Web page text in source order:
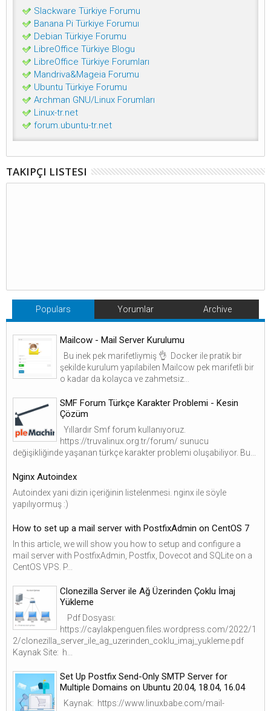
Slackware Türkiye Forumu
Banana Pi Türkiye Forumuı
Debian Türkiye Forumu
LibreOffice Türkiye Blogu
LibreOffice Türkiye Forumları
Mandriva&Mageia Forumu
Ubuntu Türkiye Forumu
Archman GNU/Linux Forumları
Linux-tr.net
forum.ubuntu-tr.net
TAKIPÇI LISTESI
Populars Yorumlar Archive
Mailcow - Mail Server Kurulumu
Bu inek pek marifetliymiş 👌 Docker ile pratik bir
şekilde kurulum yapılabilen Mailcow pek marifetli bir
o kadar da kolayca ve zahmetsiz...
SMF Forum Türkçe Karakter Problemi - Kesin
Çözüm
Yıllardır Smf forum kullanıyoruz.
https://truvalinux.org.tr/forum/ sunucu
değişikliğinde yaşanan türkçe karakter problemi oluşabiliyor. Bu...
Nginx Autoindex
Autoindex yani dizin içeriğinin listelenmesi. nginx ile söyle
yapılıyormuş :)
How to set up a mail server with PostfixAdmin on CentOS 7
In this article, we will show you how to setup and configure a
mail server with PostfixAdmin, Postfix, Dovecot and SQLite on a
CentOS VPS. P...
Clonezilla Server ile Ağ Üzerinden Çoklu İmaj
Yükleme
Pdf Dosyası:
https://caylakpenguen.files.wordpress.com/2022/1
2/clonezilla_server_ile_ag_uzerinden_coklu_imaj_yukleme.pdf
Kaynak Site: h...
Set Up Postfix Send-Only SMTP Server for
Multiple Domains on Ubuntu 20.04, 18.04, 16.04
Kaynak: https://www.linuxbabe.com/mail-